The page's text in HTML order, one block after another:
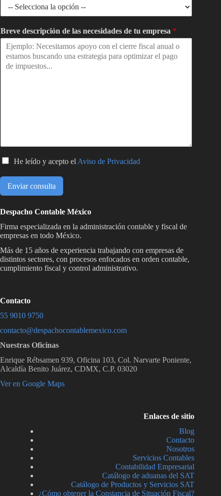
Breve descripción de las necesidades de tu empresa *
C
s
l
s
d
e
v
e
f
c
a
i
ó
n
He leído y acepto el Aviso de Privacidad
Enviar consulta
Despacho Contable México
Firma especializada en la administración contable y fiscal de
empresas en todo México.
Más de 15 años de experiencia trabajando con empresas de
distintos sectores, con procesos enfocados en orden contable,
cumplimiento fiscal y control administrativo.
Contacto
55 9010 9750
contacto@despachocontablemexico.com
Nuestras Oficinas
Enrique Rébsamen 939, Oficina 103, Col. Narvarte Poniente,
Alcaldía Benito Juárez, CDMX, C.P. 03020
Ver en Google Maps
Enlaces de sitio
Blog
Contacto
Nosotros
Servicios Contables
Contabilidad Empresarial
Catálogo de aduanas del SAT
Catálogo de Productos y Servicios SAT
¿Cómo obtener la Constancia de Situación Fiscal?